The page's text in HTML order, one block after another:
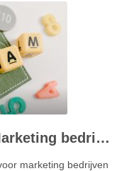
Scam Alert gericht op Marketing bedrijven
marketing bedrijven